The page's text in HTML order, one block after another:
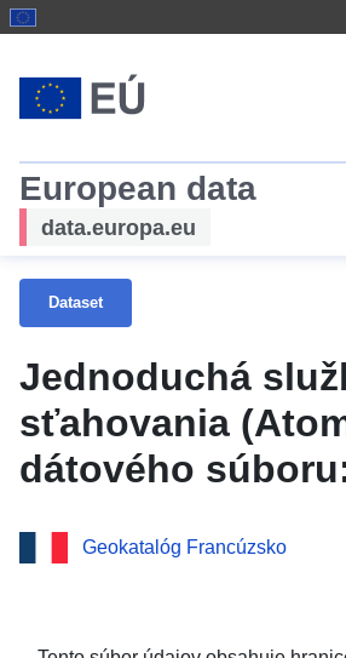
European data
data.europa.eu
Dataset
Jednoduchá
sťahovania
dátového
Akvitánsko:
Geokatalóg Francúzsko